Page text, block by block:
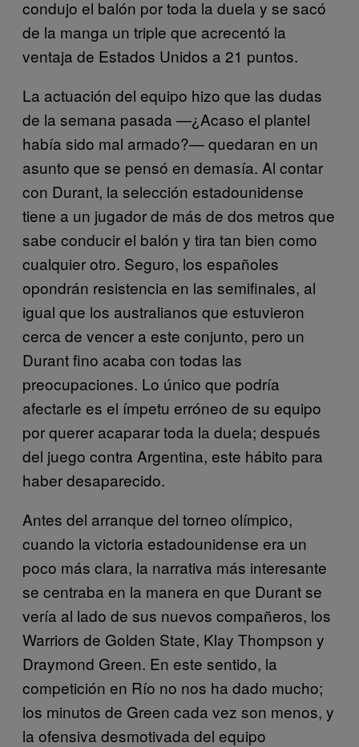
condujo el balón por toda la duela y se sacó
de la manga un triple que acrecentó la
ventaja de Estados Unidos a 21 puntos.
La actuación del equipo hizo que las dudas
de la semana pasada —¿Acaso el plantel
había sido mal armado?— quedaran en un
asunto que se pensó en demasía. Al contar
con Durant, la selección estadounidense
tiene a un jugador de más de dos metros que
sabe conducir el balón y tira tan bien como
cualquier otro. Seguro, los españoles
opondrán resistencia en las semifinales, al
igual que los australianos que estuvieron
cerca de vencer a este conjunto, pero un
Durant fino acaba con todas las
preocupaciones. Lo único que podría
afectarle es el ímpetu erróneo de su equipo
por querer acaparar toda la duela; después
del juego contra Argentina, este hábito para
haber desaparecido.
Antes del arranque del torneo olímpico,
cuando la victoria estadounidense era un
poco más clara, la narrativa más interesante
se centraba en la manera en que Durant se
vería al lado de sus nuevos compañeros, los
Warriors de Golden State, Klay Thompson y
Draymond Green. En este sentido, la
competición en Río no nos ha dado mucho;
los minutos de Green cada vez son menos, y
la ofensiva desmotivada del equipo